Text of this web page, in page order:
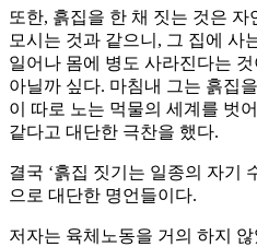
또한, 흙집을 한 채 짓는 것은
모시는 것과 같으니, 그 집에 사
일어나 몸에 병도 사라진다는
아닐까 싶다. 마침내 그는 흙집
이 따로 노는 먹물의 세계를 벗
같다고 대단한 극찬을 했다.
결국 ‘흙집 짓기는 일종의 자기
으로 대단한 명언들이다.
저자는 육체노동을 거의 하지